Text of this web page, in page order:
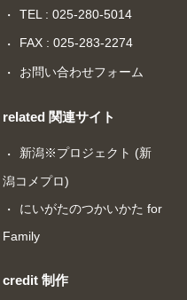
TEL : 025-280-5014
FAX : 025-283-2274
お問い合わせフォーム
related 関連サイト
新潟※プロジェクト (新
潟コメプロ)
にいがたのつかいかた for
Family
credit 制作